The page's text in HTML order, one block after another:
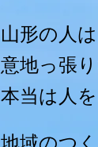
山形の人
意地っ張
本当は人